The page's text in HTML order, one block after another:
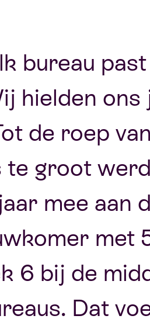
bureau
hielden
de roep
te groot
mee aan
met
6 bij de
Dat